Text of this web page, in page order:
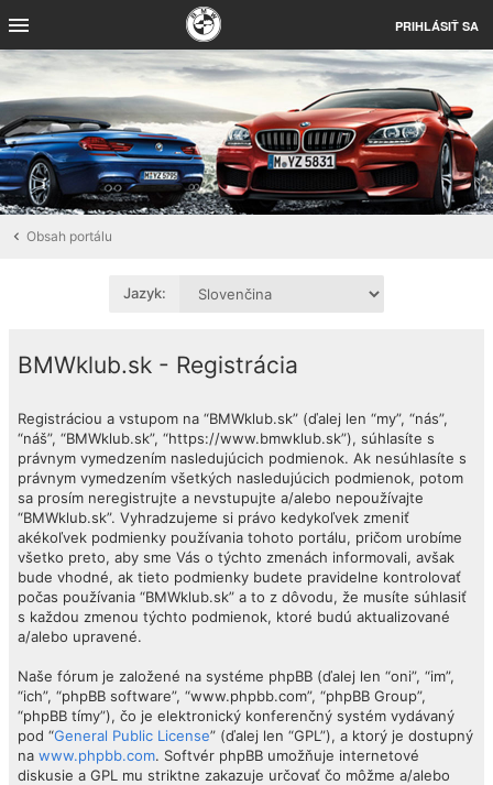
PRIHLÁSIŤ SA
Obsah portálu
Jazyk:
BMWklub.sk - Registrácia
Registráciou a vstupom na “BMWklub.sk” (ďalej len “my”, “nás”,
“náš”, “BMWklub.sk”, “https://www.bmwklub.sk”), súhlasíte s
právnym vymedzením nasledujúcich podmienok. Ak nesúhlasíte s
právnym vymedzením všetkých nasledujúcich podmienok, potom
sa prosím neregistrujte a nevstupujte a/alebo nepoužívajte
“BMWklub.sk”. Vyhradzujeme si právo kedykoľvek zmeniť
akékoľvek podmienky používania tohoto portálu, pričom urobíme
všetko preto, aby sme Vás o týchto zmenách informovali, avšak
bude vhodné, ak tieto podmienky budete pravidelne kontrolovať
počas používania “BMWklub.sk” a to z dôvodu, že musíte súhlasiť
s každou zmenou týchto podmienok, ktoré budú aktualizované
a/alebo upravené.
Naše fórum je založené na systéme phpBB (ďalej len “oni”, “im”,
“ich”, “phpBB software”, “www.phpbb.com”, “phpBB Group”,
“phpBB tímy”), čo je elektronický konferenčný systém vydávaný
pod “General Public License” (ďalej len “GPL”), a ktorý je dostupný
na www.phpbb.com. Softvér phpBB umožňuje internetové
diskusie a GPL mu striktne zakazuje určovať čo môžme a/alebo